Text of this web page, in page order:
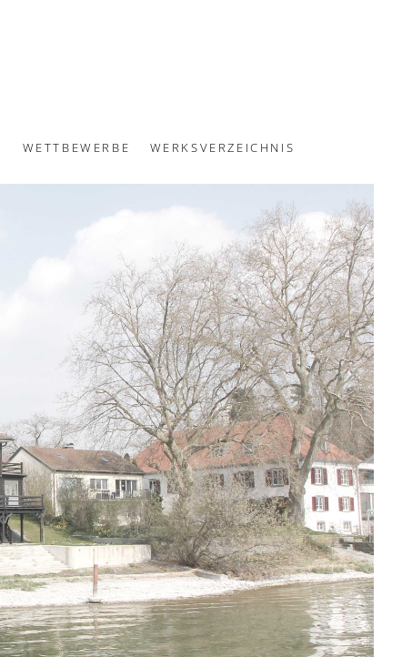
WETTBEWERBE WERKSVERZEICHNIS